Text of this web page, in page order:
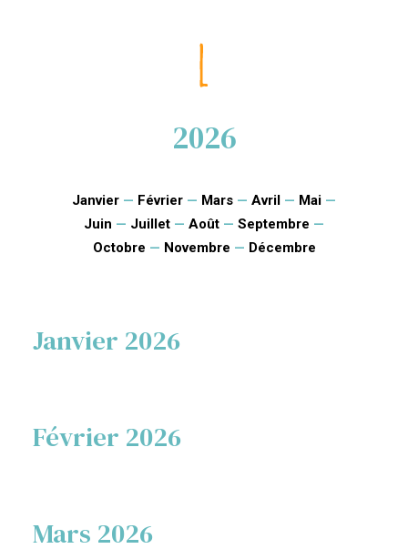
2026
Janvier — Février — Mars — Avril — Mai —
Juin — Juillet — Août — Septembre —
Octobre — Novembre — Décembre
Janvier 2026
Février 2026
Mars 2026